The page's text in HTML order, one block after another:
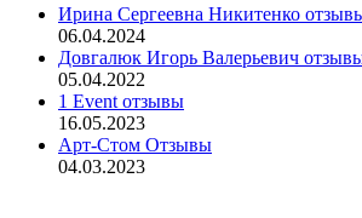
Ирина Сергеевна Никитенко
06.04.2024
Довгалюк Игорь Валерьевич
05.04.2022
1 Event отзывы
16.05.2023
Арт-Стом Отзывы
04.03.2023